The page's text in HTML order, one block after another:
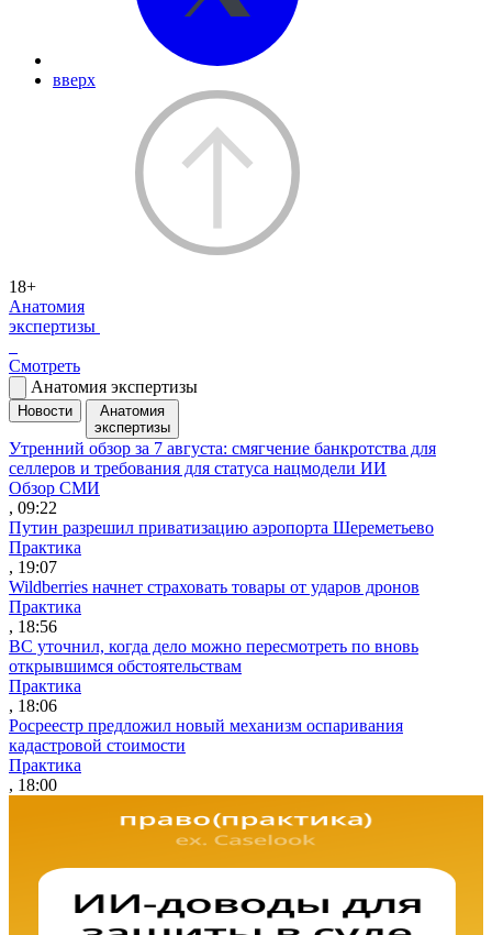
вверх
18+
Анатомия
экспертизы
Смотреть
Анатомия экспертизы
Новости
Анатомия
экспертизы
Утренний обзор за 7 августа: смягчение банкротства для
селлеров и требования для статуса нацмодели ИИ
Обзор СМИ
, 09:22
Путин разрешил приватизацию аэропорта Шереметьево
Практика
, 19:07
Wildberries начнет страховать товары от ударов дронов
Практика
, 18:56
ВС уточнил, когда дело можно пересмотреть по вновь
открывшимся обстоятельствам
Практика
, 18:06
Росреестр предложил новый механизм оспаривания
кадастровой стоимости
Практика
, 18:00